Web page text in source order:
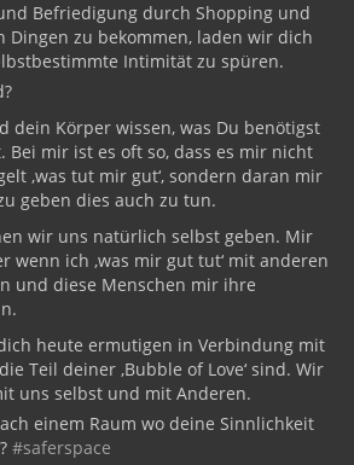
Befriedigung durch Shopping und
Dingen zu bekommen, laden wir dich
Intimität zu spüren.
dein Körper wissen, was Du benötigst
Bei mir ist es oft so, dass es mir nicht
‚was tut mir gut‘, sondern daran mir
geben dies auch zu tun.
wir uns natürlich selbst geben. Mir
wenn ich ‚was mir gut tut‘ mit anderen
und diese Menschen mir ihre
heute ermutigen in Verbindung mit
Teil deiner ‚Bubble of Love‘ sind. Wir
uns selbst und mit Anderen.
einem Raum wo deine Sinnlichkeit
#saferspace